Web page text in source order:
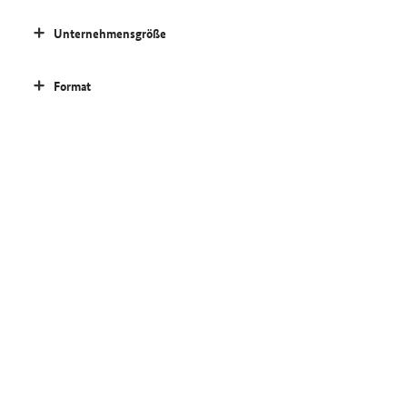
Unternehmensgröße
Format